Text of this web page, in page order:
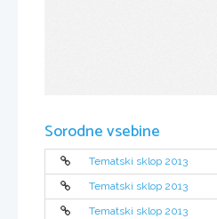
Sorodne vsebine
Tematski sklop 2013
Tematski sklop 2013
Tematski sklop 2013